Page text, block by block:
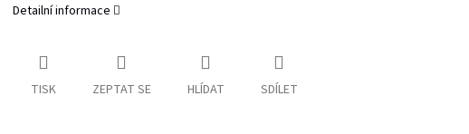
Detailní informace
TISK ZEPTAT SE HLÍDAT SDÍLET